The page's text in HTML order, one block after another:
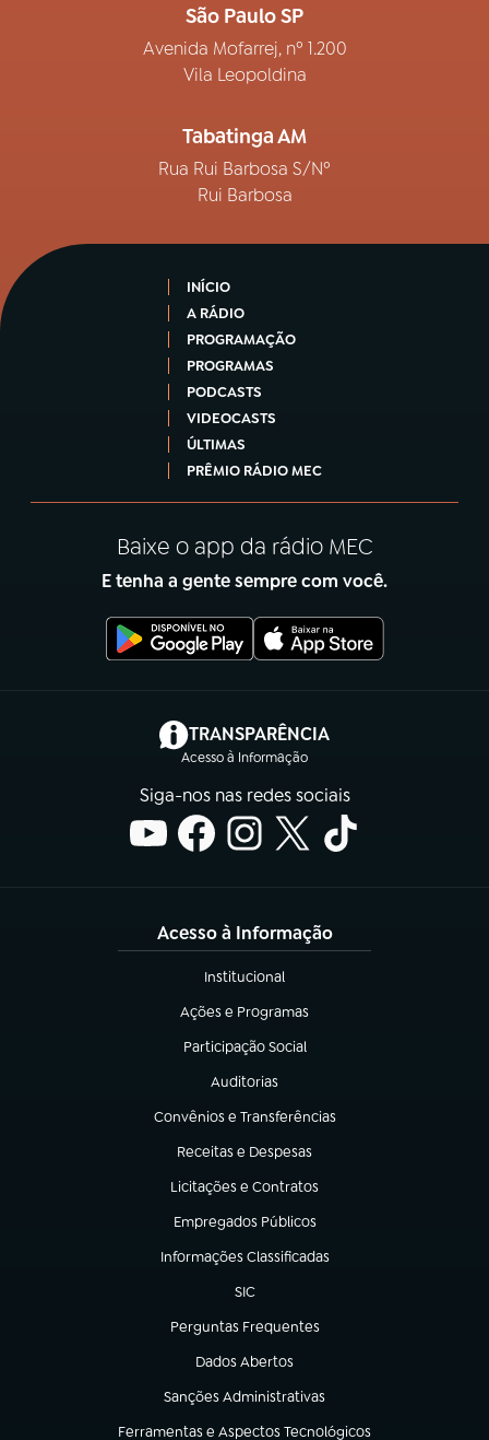
São Paulo SP
Avenida Mofarrej, nº 1.200
Vila Leopoldina
Tabatinga AM
Rua Rui Barbosa S/Nº
Rui Barbosa
INÍCIO
A RÁDIO
PROGRAMAÇÃO
PROGRAMAS
PODCASTS
VIDEOCASTS
ÚLTIMAS
PRÊMIO RÁDIO MEC
Baixe o app da rádio MEC
E tenha a gente sempre com você.
TRANSPARÊNCIA
Acesso à Informação
(abre em nova aba)
Siga-nos nas redes sociais
Acesso à Informação
Institucional
(abre em nova aba)
Ações e Programas
(abre em nova aba)
Participação Social
(abre em nova aba)
Auditorias
(abre em nova aba)
Convênios e Transferências
(abre em nova aba)
Receitas e Despesas
(abre em nova aba)
Licitações e Contratos
(abre em nova aba)
Empregados Públicos
(abre em nova aba)
Informações Classificadas
(abre em nova aba)
SIC
(abre em nova aba)
Perguntas Frequentes
(abre em nova aba)
Dados Abertos
(abre em nova aba)
Sanções Administrativas
(abre em nova aba)
Ferramentas e Aspectos Tecnológicos